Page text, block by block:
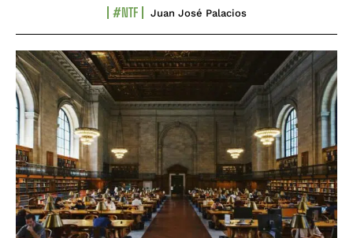
#NTF Juan José Palacios